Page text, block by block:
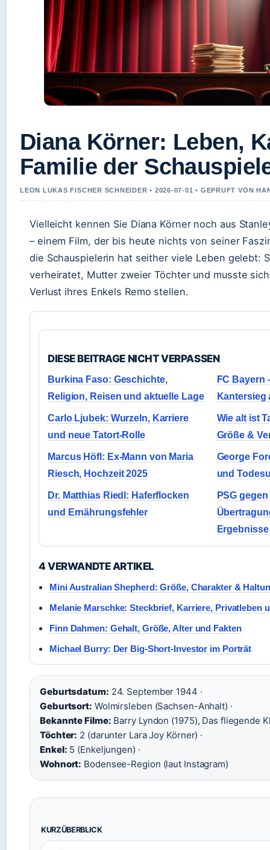
Diana Körner: Leben,
Familie der
LEON LUKAS FISCHER SCHNEIDER • 2026-07-01 • GEPRUFT VON
Vielleicht kennen Sie Diana Körner noch aus
– einem Film, der bis heute nichts von seiner
die Schauspielerin hat seither viele Leben gelebt:
verheiratet, Mutter zweier Töchter und musste
Verlust ihres Enkels Remo stellen.
DIESE BEITRAGE NICHT VERPASSEN
Burkina Faso: Geschichte,
Religion, Reisen und aktuelle Lage
FC Bayern
Kantersieg
Carlo Ljubek: Wurzeln, Karriere
und neue Tatort-Rolle
Wie alt ist
Größe &
Marcus Höfl: Ex-Mann von Maria
Riesch, Hochzeit 2025
George
und
Dr. Matthias Riedl: Haferflocken
und Ernährungsfehler
PSG
Ergebnisse
4 VERWANDTE ARTIKEL
Mini Australian Shepherd: Größe, Charakter &
Melanie Marschke: Steckbrief, Karriere, Privatleben
Finn Dahmen: Gehalt, Größe, Alter und Fakten
Michael Burry: Der Big-Short-Investor im Porträt
Geburtsdatum: 24. September 1944 ·
Geburtsort: Wolmirsleben (Sachsen-Anhalt) ·
Bekannte Filme: Barry Lyndon (1975), Das fliegende
Töchter: 2 (darunter Lara Joy Körner) ·
Enkel: 5 (Enkeljungen) ·
Wohnort: Bodensee-Region (laut Instagram)
KURZÜBERBLICK